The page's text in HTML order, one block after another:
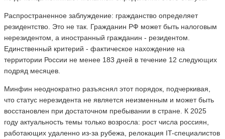
Распространенное заблуждение: гражданство определяет
резидентство. Это не так. Гражданин РФ может быть налоговым
нерезидентом, а иностранный гражданин - резидентом.
Единственный критерий - фактическое нахождение на
территории России не менее 183 дней в течение 12 следующих
подряд месяцев.
Минфин неоднократно разъяснял этот порядок, подчеркивая,
что статус нерезидента не является неизменным и может быть
восстановлен при достаточном пребывании в стране. К 2025
году актуальность темы только возросла: рост числа россиян,
работающих удаленно из-за рубежа, релокация IT-специалистов